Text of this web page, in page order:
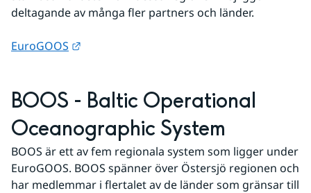
deltagande av många fler partners och länder.
EuroGOOS
BOOS - Baltic Operational
Oceanographic System
BOOS är ett av fem regionala system som ligger under
EuroGOOS. BOOS spänner över Östersjö regionen och
har medlemmar i flertalet av de länder som gränsar till